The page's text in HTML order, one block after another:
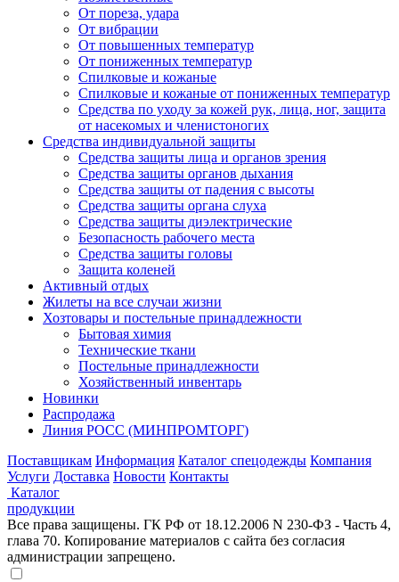
От пореза, удара
От вибрации
От повышенных температур
От пониженных температур
Спилковые и кожаные
Спилковые и кожаные от пониженных температур
Средства по уходу за кожей рук, лица, ног, защита
от насекомых и членистоногих
Средства индивидуальной защиты
Средства защиты лица и органов зрения
Средства защиты органов дыхания
Средства защиты от падения с высоты
Средства защиты органа слуха
Средства защиты диэлектрические
Безопасность рабочего места
Средства защиты головы
Защита коленей
Активный отдых
Жилеты на все случаи жизни
Хозтовары и постельные принадлежности
Бытовая химия
Технические ткани
Постельные принадлежности
Хозяйственный инвентарь
Новинки
Распродажа
Линия РОСС (МИНПРОМТОРГ)
Поставщикам Информация Каталог спецодежды Компания
Услуги Доставка Новости Контакты
Каталог
продукции
Все права защищены. ГК РФ от 18.12.2006 N 230-ФЗ - Часть 4,
глава 70. Копирование материалов с сайта без согласия
администрации запрещено.